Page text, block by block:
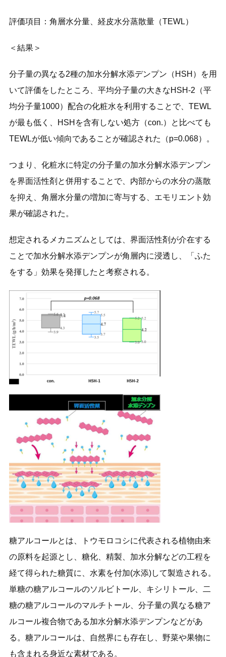
評価項目：角層水分量、経皮水分蒸散量（TEWL）
＜結果＞
分子量の異なる2種の加水分解水添デンプン（HSH）を用
いて評価をしたところ、平均分子量の大きなHSH-2（平
均分子量1000）配合の化粧水を利用することで、TEWL
が最も低く、HSHを含有しない処方（con.）と比べても
TEWLが低い傾向であることが確認された（p=0.068）。
つまり、化粧水に特定の分子量の加水分解水添デンプン
を界面活性剤と併用することで、内部からの水分の蒸散
を抑え、角層水分量の増加に寄与する、エモリエント効
果が確認された。
想定されるメカニズムとしては、界面活性剤が介在する
ことで加水分解水添デンプンが角層内に浸透し、「ふた
をする」効果を発揮したと考察される。
糖アルコールとは、トウモロコシに代表される植物由来
の原料を起源とし、糖化、精製、加水分解などの工程を
経て得られた糖質に、水素を付加(水添)して製造される。
単糖の糖アルコールのソルビトール、キシリトール、二
糖の糖アルコールのマルチトール、分子量の異なる糖ア
ルコール複合物である加水分解水添デンプンなどがあ
る。糖アルコールは、自然界にも存在し、野菜や果物に
も含まれる身近な素材である。